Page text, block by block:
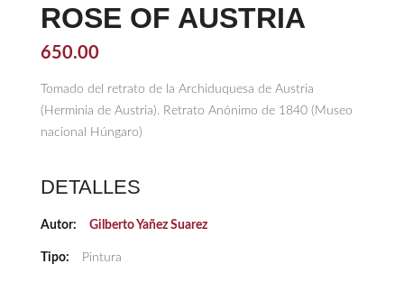
ROSE OF AUSTRIA
650.00
Tomado del retrato de la Archiduquesa de Austria
(Herminia de Austria). Retrato Anónimo de 1840 (Museo
nacional Húngaro)
DETALLES
Autor: Gilberto Yañez Suarez
Tipo: Pintura